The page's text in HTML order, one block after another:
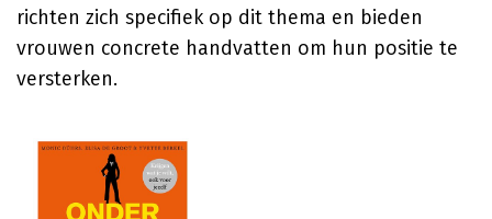
richten zich specifiek op dit thema en bieden
vrouwen concrete handvatten om hun positie te
versterken.